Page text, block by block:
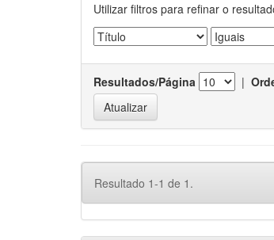
Utilizar filtros para refinar o
Resultados/Página |
Resultado 1-1 de 1.